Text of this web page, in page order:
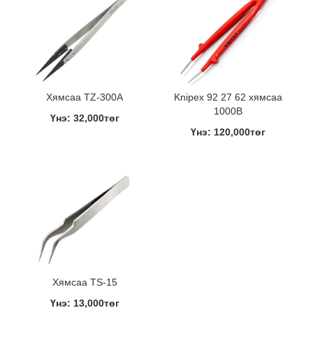
Хямсаа TZ-300A
Үнэ: 32,000төг
Knipex 92 27 62 хямсаа
1000В
Үнэ: 120,000төг
Хямсаа TS-15
Үнэ: 13,000төг